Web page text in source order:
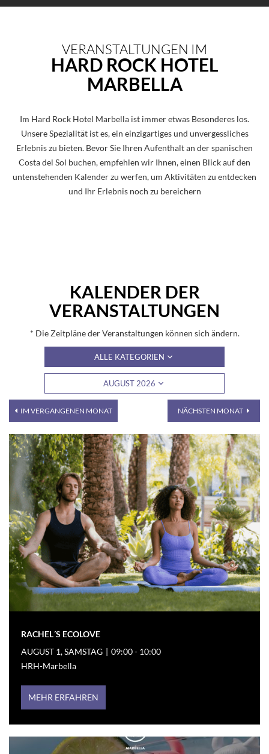
VERANSTALTUNGEN IM
HARD ROCK HOTEL
MARBELLA
Im Hard Rock Hotel Marbella ist immer etwas Besonderes los.
Unsere Spezialität ist es, ein einzigartiges und unvergessliches
Erlebnis zu bieten. Bevor Sie Ihren Aufenthalt an der spanischen
Costa del Sol buchen, empfehlen wir Ihnen, einen Blick auf den
untenstehenden Kalender zu werfen, um Aktivitäten zu entdecken
und Ihr Erlebnis noch zu bereichern
KALENDER DER
VERANSTALTUNGEN
* Die Zeitpläne der Veranstaltungen können sich ändern.
ALLE KATEGORIEN
AUGUST 2026
IM VERGANGENEN MONAT NÄCHSTEN MONAT
RACHEL´S ECOLOVE
AUGUST 1, SAMSTAG
09:00 - 10:00
HRH-Marbella
MEHR ERFAHREN